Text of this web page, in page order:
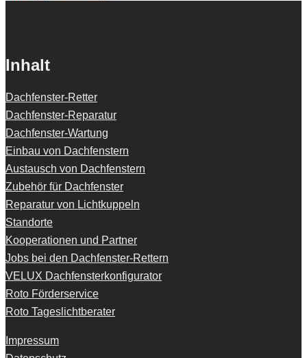
Inhalt
Dachfenster-Retter
Dachfenster-Reparatur
Dachfenster-Wartung
Einbau von Dachfenstern
Austausch von Dachfenstern
Zubehör für Dachfenster
Reparatur von Lichtkuppeln
Standorte
Kooperationen und Partner
Jobs bei den Dachfenster-Rettern
VELUX Dachfensterkonfigurator
Roto Förderservice
Roto Tageslichtberater
Impressum